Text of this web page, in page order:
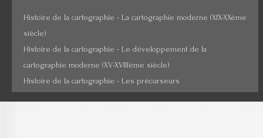
Histoire de la cartographie - La cartographie moderne (XIX-XXème
siècle)
Histoire de la cartographie - Le développement de la
cartographie moderne (XV-XVIIIème siècle)
Histoire de la cartographie - Les précurseurs